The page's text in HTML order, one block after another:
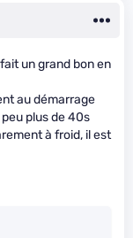
un grand bon en
au démarrage
peu plus de 40s
à froid, il est